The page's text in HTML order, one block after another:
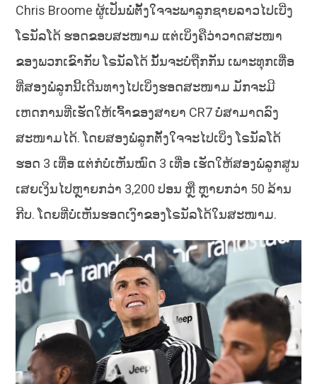
Chris Broome ຜູ້ເປັນພໍ່ຕັ້ງໃຈຈະພາລູກຊາຍລາວໄປເບີ່ງ
ໂຣນັລໂດ້ ຮອດຂອບສະໜາມ ແຕ່ເບິ່ງຄືວ່າວາດສະໜາ
ຂອງພວກເຂົາກັບ ໂຣນັລໂດ້ ນັ້ນຈະບໍ່ຖືກກັນ ເພາະທຸກເທື່ອ
ທີ່ສອງພໍ່ລູກນີ້ເດີນທາງໄປເບິ່ງຮອດສະໜາມ ມັກຈະມີ
ເຫດການທີ່ເຮັດໃຫ້ເຈົ້າຂອງສາຍາ CR7 ບໍ່ສາມາດລົງ
ສະໜາມໄດ້. ໂດຍສອງພໍ່ລູກຕັ້ງໃຈຈະໄປເບິ່ງ ໂຣນັລໂດ້
ຮອດ 3 ເທື່ອ ແຕ່ກໍບໍ່ເຫັນໝົດ 3 ເທື່ອ ເຮັດໃຫ້ສອງພໍ່ລູກສູນ
ເສຍເງິນໄປຫຼາຍກວ່າ 3,200 ປອນ ຫຼື ຫຼາຍກວ່າ 50 ລ້ານ
ກີບ. ໂດຍທີ່ບໍ່ເຫັນຮອດເງົາຂອງໂຣນັລໂດ້ໃນສະໜາມ.